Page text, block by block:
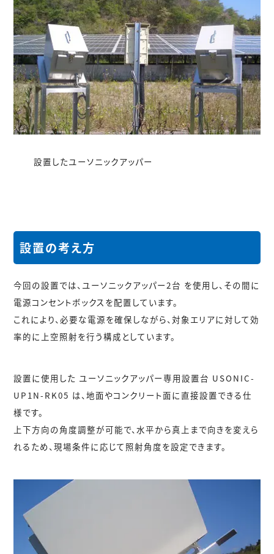
設置したユーソニックアッパー
設置の考え方
今回の設置では、 ユーソニックアッパー2台 を使用し、その間に
電源コンセントボックスを配置しています。
これにより、必要な電源を確保しながら、対象エリアに対して効
率的に上空照射を行う構成としています。
設置に使用した ユーソニックアッパー専用設置台 USONIC-
UP1N-RK05 は、地面やコンクリート面に直接設置できる仕
様です。
上下方向の角度調整が可能で、水平から真上まで向きを変えら
れるため、現場条件に応じて照射角度を設定できます。